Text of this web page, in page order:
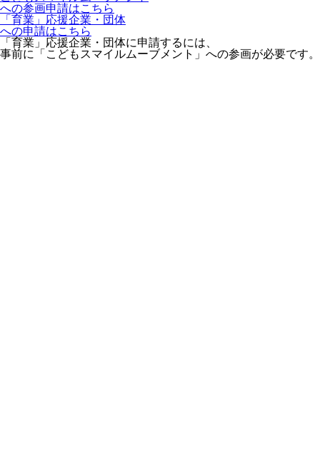
への参画申請はこちら
「育業」応援企業・団体
への申請はこちら
「育業」応援企業・団体に申請するには、
事前に「こどもスマイルムーブメント」への参画が必要です。